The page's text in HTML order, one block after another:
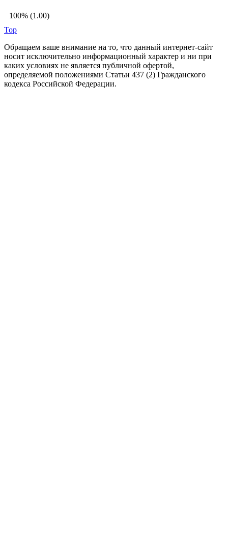
100% (1.00)
Top
Обращаем ваше внимание на то, что данный интернет-сайт
носит исключительно информационный характер и ни при
каких условиях не является публичной офертой,
определяемой положениями Статьи 437 (2) Гражданского
кодекса Российской Федерации.